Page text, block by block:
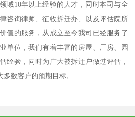
域10年以上经验的人才，同时本司与全
咨询律师、征收拆迁办、以及评估院所
值的服务，从成立至今我司已经服务了
单位，我们有着丰富的房屋、厂房、园
经验，同时为广大被拆迁户做过评估，
数客户的预期目标。